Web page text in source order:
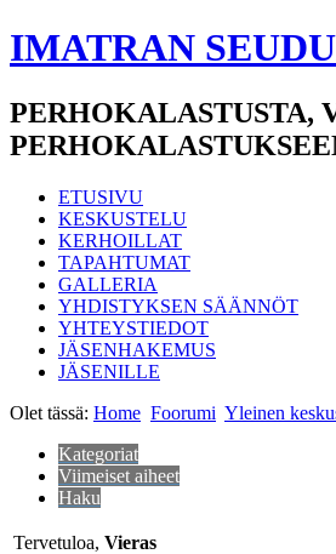
IMATRAN
PERHOKALASTUSTA,
ETUSIVU
KESKUSTELU
KERHOILLAT
TAPAHTUMAT
GALLERIA
YHDISTYKSEN SÄÄNNÖT
YHTEYSTIEDOT
JÄSENHAKEMUS
JÄSENILLE
Olet tässä: Home Foorumi Yleinen
Kategoriat
Viimeiset aiheet
Haku
Tervetuloa, Vieras